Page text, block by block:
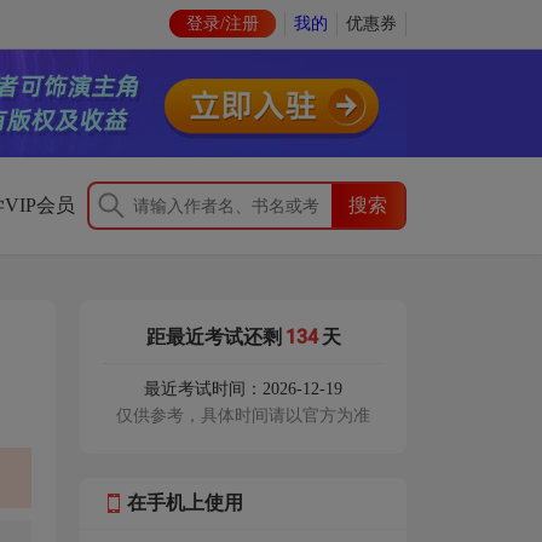
登录/注册 我的 优惠券
会员
距最近考试还剩 134 天
最近考试时间：2026-12-19
仅供参考，具体时间请以官方为准
在手机上使用